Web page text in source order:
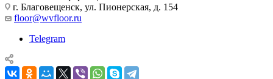
г. Благовещенск, ул. Пионерская, д. 154
floor@wvfloor.ru
Telegram